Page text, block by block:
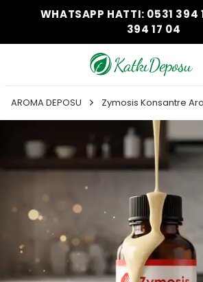
WHATSAPP HATTI: 0531 394
394 17 04
AROMA DEPOSU Zymosis Konsantre